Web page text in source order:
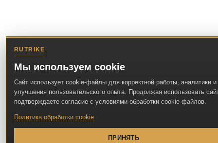
RUTRIKE
Мы используем cookie
Сайт использует cookie-файлы для корректной работы, аналитики и
улучшения пользовательского опыта. Продолжая использовать
подтверждаете согласие с условиями обработки cookie-файлов.
Политика обработки cookie
ПРИНЯТЬ